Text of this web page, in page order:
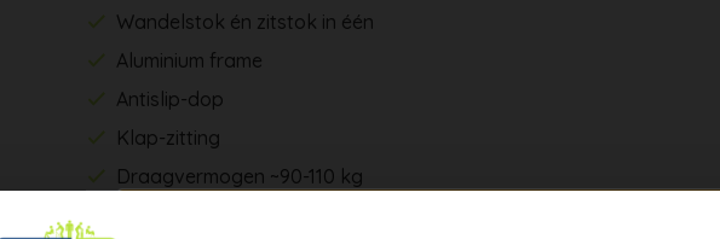
Wandelstok én zitstok in één
Aluminium frame
Antislip-dop
Klap-zitting
Draagvermogen ~90-110 kg